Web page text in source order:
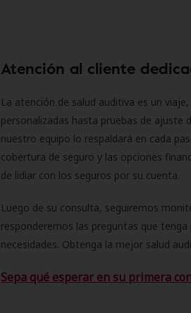
Atención al cliente
La atención de salud auditiva es un
personalizadas hasta pruebas de
nuestro equipo lo respaldará en cada
cobertura de seguro y las opciones
de lidiar con los seguros por su cuenta.
Luego de su consulta, seguiremos
responderemos las preguntas que
necesidades. Obtenga la mejor salud
Sepa qué esperar en su primera